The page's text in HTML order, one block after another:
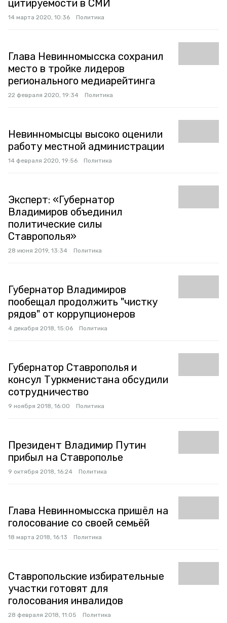
цитируемости в СМИ
14 марта 2020, 10:36 Политика
Глава Невинномысска сохранил
место в тройке лидеров
регионального медиарейтинга
22 февраля 2020, 19:34 Политика
Невинномысцы высоко оценили
работу местной администрации
14 февраля 2020, 19:56 Политика
Эксперт: «Губернатор
Владимиров объединил
политические силы
Ставрополья»
28 июня 2019, 13:34 Политика
Губернатор Владимиров
пообещал продолжить "чистку
рядов" от коррупционеров
4 декабря 2018, 15:06 Политика
Губернатор Ставрополья и
консул Туркменистана обсудили
сотрудничество
9 ноября 2018, 16:00 Политика
Президент Владимир Путин
прибыл на Ставрополье
9 октября 2018, 16:24 Политика
Глава Невинномысска пришёл на
голосование со своей семьёй
18 марта 2018, 16:13 Политика
Ставропольские избирательные
участки готовят для
голосования инвалидов
28 февраля 2018, 11:05 Политика